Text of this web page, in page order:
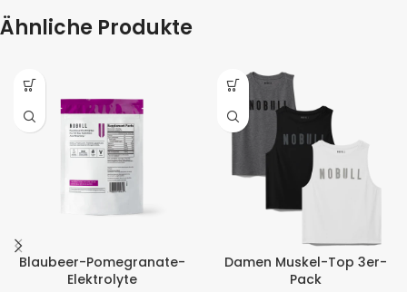
Ähnliche Produkte
Blaubeer-Pomegranate-
Elektrolyte
Damen Muskel-Top 3er-
Pack